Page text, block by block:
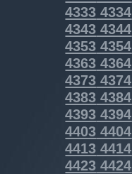
4333 4334
4343 4344
4353 4354
4363 4364
4373 4374
4383 4384
4393 4394
4403 4404
4413 4414
4423 4424